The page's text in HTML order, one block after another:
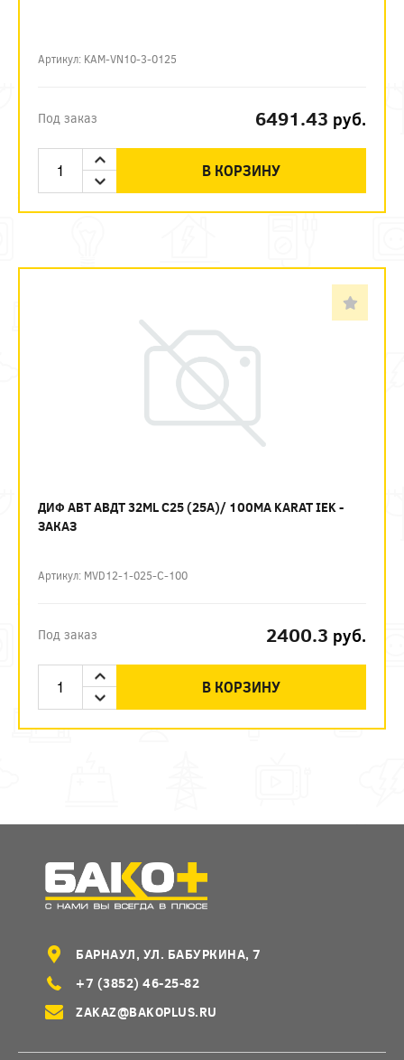
Артикул: KAM-VN10-3-0125
Под заказ 6491.43 руб.
В КОРЗИНУ
ДИФ АВТ АВДТ 32ML C25 (25А)/ 100МА KARAT IEK -
ЗАКАЗ
Артикул: MVD12-1-025-C-100
Под заказ 2400.3 руб.
В КОРЗИНУ
БАРНАУЛ, УЛ. БАБУРКИНА, 7
+7 (3852) 46-25-82
ZAKAZ@BAKOPLUS.RU